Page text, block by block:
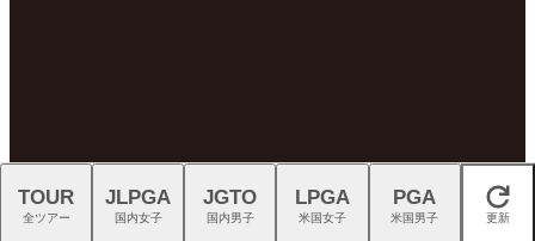
閉じる
TOUR
全ツアー
JLPGA
国内女子
JGTO
国内男子
LPGA
米国女子
PGA
米国男子 更新